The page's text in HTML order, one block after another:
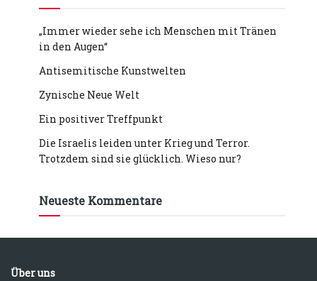
„Immer wieder sehe ich Menschen mit Tränen
in den Augen“
Antisemitische Kunstwelten
Zynische Neue Welt
Ein positiver Treffpunkt
Die Israelis leiden unter Krieg und Terror.
Trotzdem sind sie glücklich. Wieso nur?
Neueste Kommentare
Über uns